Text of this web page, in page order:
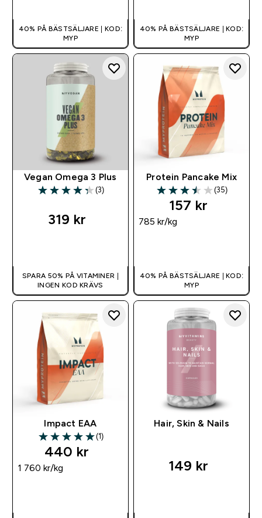
40% PÅ BÄSTSÄLJARE | KOD:
MYP
40% PÅ BÄSTSÄLJARE | KOD:
MYP
Vegan Omega 3 Plus
4.33 out of 5 stars
(3)
319 kr‎
SPARA 50% PÅ VITAMINER |
INGEN KOD KRÄVS
Protein Pancake Mix
3.51 out of 5 stars
(35)
157 kr‎
785 kr‎/kg
40% PÅ BÄSTSÄLJARE | KOD:
MYP
Impact EAA
5 out of 5 stars
(1)
440 kr‎
1 760 kr‎/kg
Hair, Skin & Nails
149 kr‎